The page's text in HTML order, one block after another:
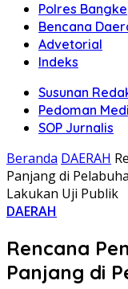
Polres
Bencana
Advetorial
Indeks
Susunan
Pedoman
SOP Jurnalis
Beranda DAERAH
Panjang di
Lakukan Uji Publik
DAERAH
Rencana
Panjang di